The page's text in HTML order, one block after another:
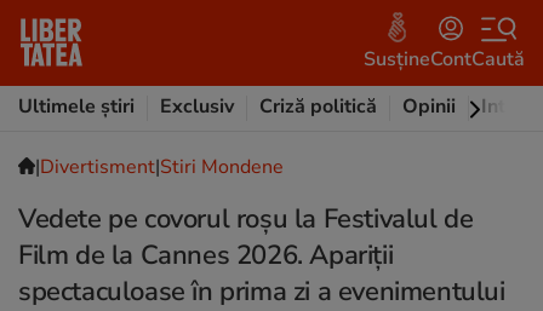
SusțineContCaută
Ultimele știri
Exclusiv Criză politică Opinii
|Divertisment|Stiri Mondene
Vedete pe covorul roșu la Festivalul de
Film de la Cannes 2026. Apariții
spectaculoase în prima zi a evenimentului